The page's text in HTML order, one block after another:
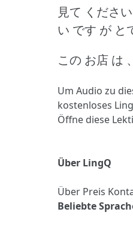
見て ください
い です が と
この お店 は
Um Audio zu
kostenloses
Öffne diese
Über LingQ
Über Preis
Beliebte